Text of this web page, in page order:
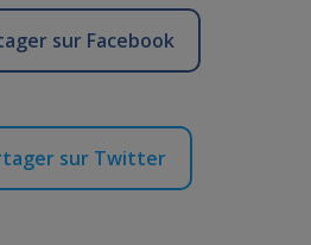
sur Facebook
sur Twitter